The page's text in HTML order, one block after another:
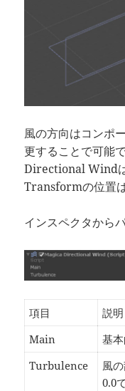
風の方向はコンポ
更することで可能で
Directional Windは
Transformの位置
インスペクタから
項目
説明
Main
基本
Turbulence
風
0.0